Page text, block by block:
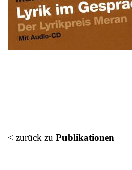
< zurück zu Publikationen